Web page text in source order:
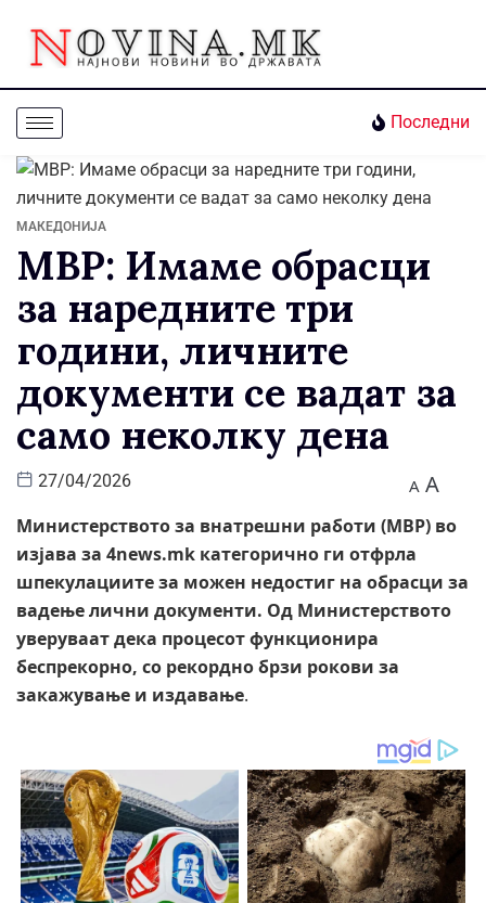
Последни
МАКЕДОНИЈА
МВР: Имаме обрасци
за наредните три
години, личните
документи се вадат за
само неколку дена
27/04/2026 A A
Министерството за внатрешни работи (МВР) во
изјава за 4news.mk категорично ги отфрла
шпекулациите за можен недостиг на обрасци за
вадење лични документи. Од Министерството
уверуваат дека процесот функционира
беспрекорно, со рекордно брзи рокови за
закажување и издавање.